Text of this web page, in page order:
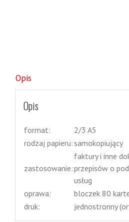
Opis
Opis
format:
2/3 A5
rodzaj papieru:samokopiujący
zastosowanie:
faktury i inne
przepisów o
usług
oprawa:
bloczek 80
druk:
jednostronny